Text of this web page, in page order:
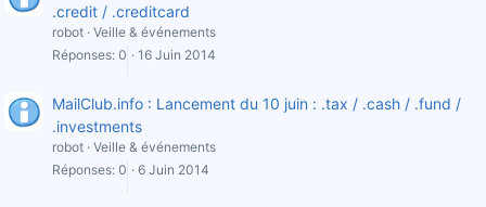
.credit / .creditcard
robot Veille & événements
Réponses 0 16 Juin 2014
MailClub.info : Lancement du 10 juin : .tax / .cash / .fund /
.investments
robot Veille & événements
Réponses 0 6 Juin 2014